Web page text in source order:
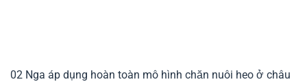
02 Nga áp dụng hoàn toàn mô hình chăn nuôi heo ở châu